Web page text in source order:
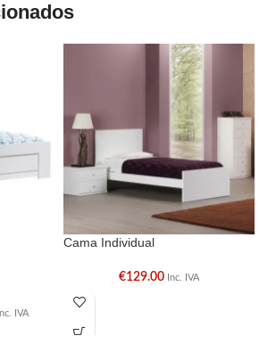
Inc. IVA
Cama Individual
€129.00 Inc. IVA